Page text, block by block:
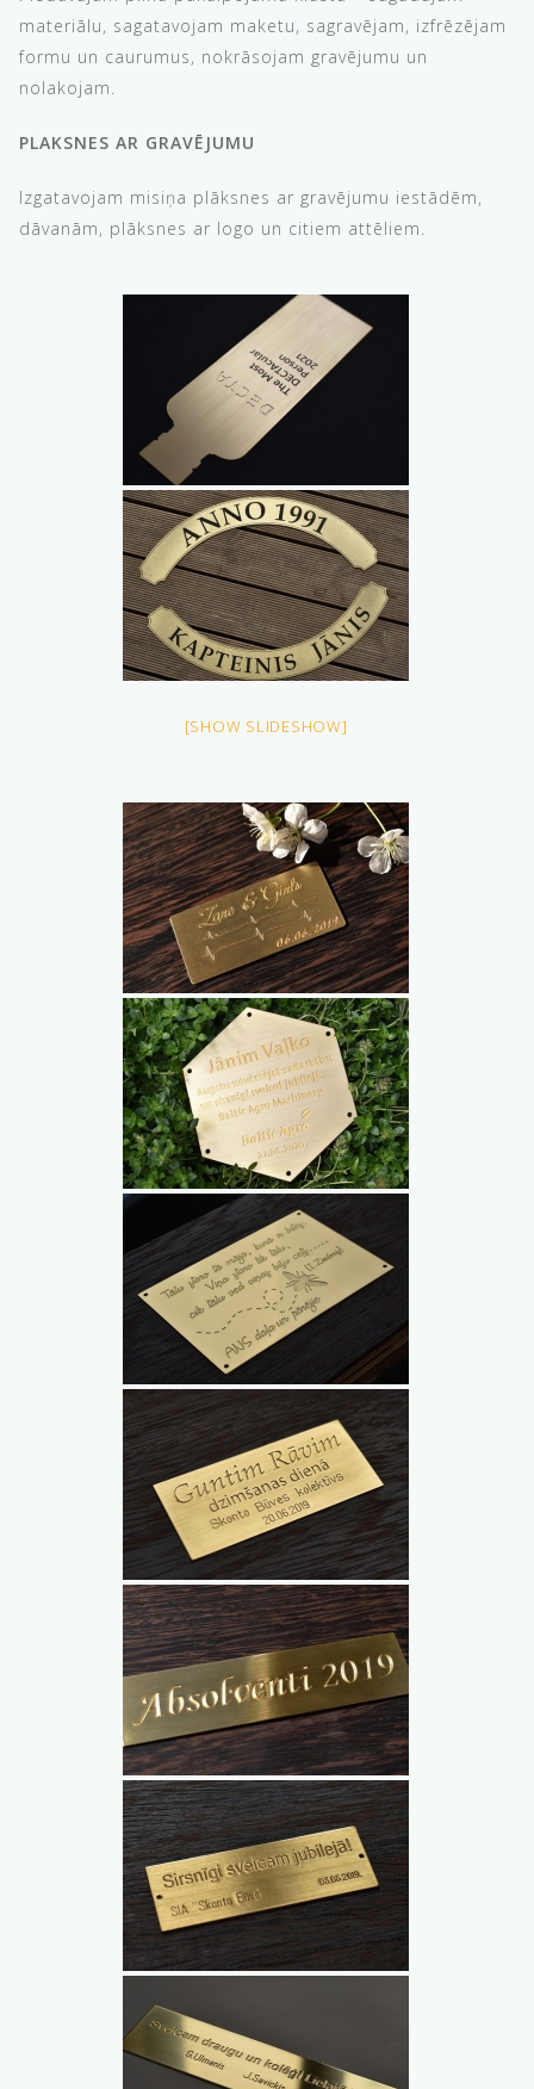
materiālu, sagatavojam maketu, sagravējam, izfrēzējam
formu un caurumus, nokrāsojam gravējumu un
nolakojam.
PLAKSNES AR GRAVĒJUMU
Izgatavojam misiņa plāksnes ar gravējumu iestādēm,
dāvanām, plāksnes ar logo un citiem attēliem.
[SHOW SLIDESHOW]